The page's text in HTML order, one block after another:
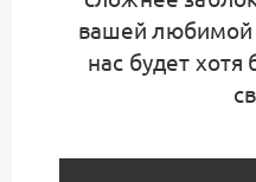
вашей любимой
нас будет хотя